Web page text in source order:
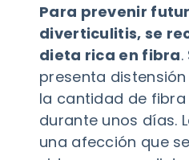
Para prevenir
diverticulitis, se
dieta rica en fibra
presenta
la cantidad de fibra
durante unos días.
una afección que